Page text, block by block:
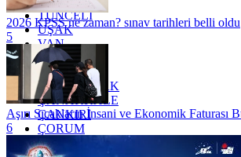
TUNCELİ
UŞAK
VAN
YALOVA
YOZGAT
ZONGULDAK
ÇANAKKALE
ÇANKIRI
ÇORUM
İSTANBUL
2026 KPSS ne zaman? sınav tarihleri belli oldu
5
Aşırı Sıcakların İnsani ve Ekonomik Faturası
6